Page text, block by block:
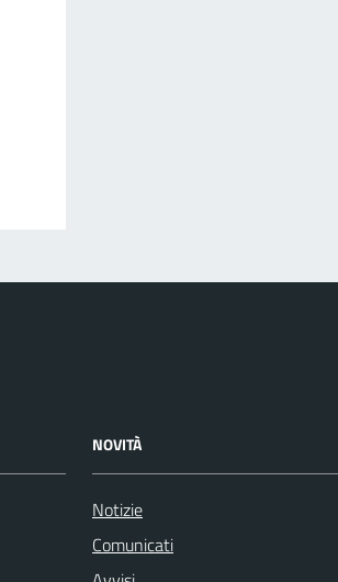
NOVITÀ
Notizie
Comunicati